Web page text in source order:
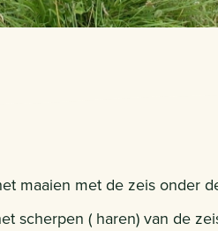
maaien met de zeis onder
scherpen ( haren) van de